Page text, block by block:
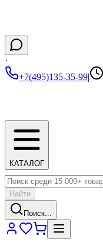
·
+7(495)135-35-99|
КАТАЛОГ
Найти
Поиск...